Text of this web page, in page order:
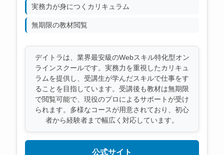
実務力が身につくカリキュラム
無期限の教材閲覧
デイトラは、業界最安級のWebスキル特化型オン
ラインスクールです。実務力を重視したカリキュ
ラムを提供し、受講生が学んだスキルで仕事をす
ることを目指しています。受講後も教材は無期限
で閲覧可能で、現役のプロによるサポートが受け
られます。多様なコースが用意されており、初心
者から経験者まで幅広く対応しています。
公式サイト